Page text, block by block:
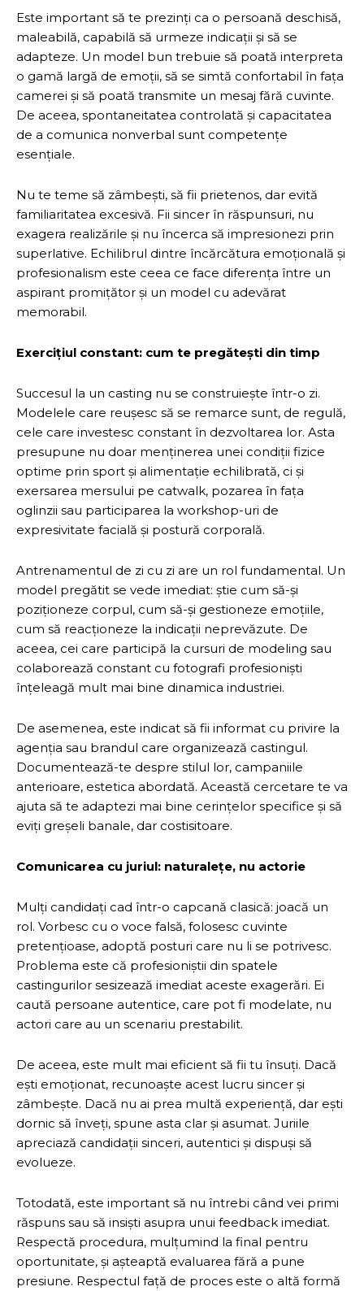
Este important să te prezinți ca o persoană deschisă,
maleabilă, capabilă să urmeze indicații și să se
adapteze. Un model bun trebuie să poată interpreta
o gamă largă de emoții, să se simtă confortabil în fața
camerei și să poată transmite un mesaj fără cuvinte.
De aceea, spontaneitatea controlată și capacitatea
de a comunica nonverbal sunt competențe
esențiale.
Nu te teme să zâmbești, să fii prietenos, dar evită
familiaritatea excesivă. Fii sincer în răspunsuri, nu
exagera realizările și nu încerca să impresionezi prin
superlative. Echilibrul dintre încărcătura emoțională și
profesionalism este ceea ce face diferența între un
aspirant promițător și un model cu adevărat
memorabil.
Exercițiul constant: cum te pregătești din timp
Succesul la un casting nu se construiește într-o zi.
Modelele care reușesc să se remarce sunt, de regulă,
cele care investesc constant în dezvoltarea lor. Asta
presupune nu doar menținerea unei condiții fizice
optime prin sport și alimentație echilibrată, ci și
exersarea mersului pe catwalk, pozarea în fața
oglinzii sau participarea la workshop-uri de
expresivitate facială și postură corporală.
Antrenamentul de zi cu zi are un rol fundamental. Un
model pregătit se vede imediat: știe cum să-și
poziționeze corpul, cum să-și gestioneze emoțiile,
cum să reacționeze la indicații neprevăzute. De
aceea, cei care participă la cursuri de modeling sau
colaborează constant cu fotografi profesioniști
înțeleagă mult mai bine dinamica industriei.
De asemenea, este indicat să fii informat cu privire la
agenția sau brandul care organizează castingul.
Documentează-te despre stilul lor, campaniile
anterioare, estetica abordată. Această cercetare te va
ajuta să te adaptezi mai bine cerințelor specifice și să
eviți greșeli banale, dar costisitoare.
Comunicarea cu juriul: naturalețe, nu actorie
Mulți candidați cad într-o capcană clasică: joacă un
rol. Vorbesc cu o voce falsă, folosesc cuvinte
pretențioase, adoptă posturi care nu li se potrivesc.
Problema este că profesioniștii din spatele
castingurilor sesizează imediat aceste exagerări. Ei
caută persoane autentice, care pot fi modelate, nu
actori care au un scenariu prestabilit.
De aceea, este mult mai eficient să fii tu însuți. Dacă
ești emoționat, recunoaște acest lucru sincer și
zâmbește. Dacă nu ai prea multă experiență, dar ești
dornic să înveți, spune asta clar și asumat. Juriile
apreciază candidații sinceri, autentici și dispuși să
evolueze.
Totodată, este important să nu întrebi când vei primi
răspuns sau să insiști asupra unui feedback imediat.
Respectă procedura, mulțumind la final pentru
oportunitate, și așteaptă evaluarea fără a pune
presiune. Respectul față de proces este o altă formă